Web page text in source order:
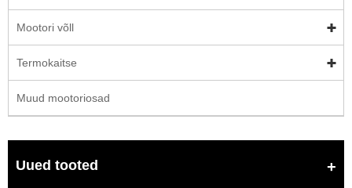
Mootori võll
Termokaitse
Muud mootoriosad
Uued tooted